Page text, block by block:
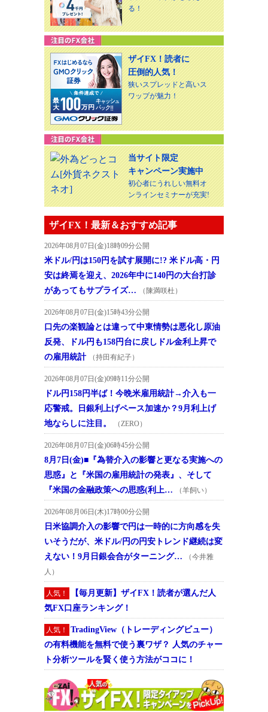
る！
ザイFX！読者に
圧倒的人気！
狭いスプレッドと高いス
ワップが魅力！
当サイト限定
キャンペーン実施中
初心者にうれしい無料オ
ンラインセミナーが充実!
ザイFX！最新＆おすすめ記事
2026年08月07日(金)18時09分公開
米ドル/円は150円を試す展開に!? 米ドル高・円
安は終焉を迎え、2026年中に140円の大台打診
があってもサプライズ…
（陳満咲杜）
2026年08月07日(金)15時43分公開
口先の楽観論とは違って中東情勢は悪化し原油
反発、ドル円も158円台に戻しドル金利上昇で
の雇用統計
（持田有紀子）
2026年08月07日(金)09時11分公開
ドル円158円半ば！今晩米雇用統計→介入も一
応警戒。日銀利上げペース加速か？9月利上げ
地ならしに注目。
（ZERO）
2026年08月07日(金)06時45分公開
8月7日(金)■『為替介入の影響と更なる実施への
思惑』と『米国の雇用統計の発表』、そして
『米国の金融政策への思惑(利上…
（羊飼い）
2026年08月06日(木)17時00分公開
日米協調介入の影響で円は一時的に方向感を失
いそうだが、米ドル/円の円安トレンド継続は変
えない！9月日銀会合がターニング…
（今井雅
人）
人気！
【毎月更新】ザイFX！読者が選んだ人
気FX口座ランキング！
人気！
TradingView（トレーディングビュー）
の有料機能を無料で使う裏ワザ？ 人気のチャー
ト分析ツールを賢く使う方法がココに！